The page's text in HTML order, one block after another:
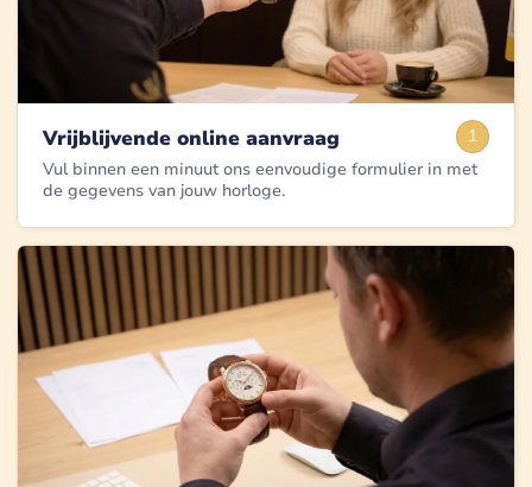
1
Vrijblijvende online aanvraag
Vul binnen een minuut ons eenvoudige formulier in met
de gegevens van jouw horloge.